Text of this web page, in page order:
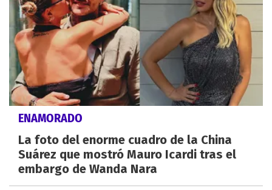
ENAMORADO
La foto del enorme cuadro de la China
Suárez que mostró Mauro Icardi tras el
embargo de Wanda Nara